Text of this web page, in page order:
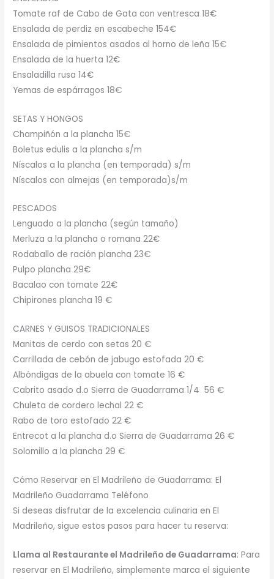
Tomate raf de Cabo de Gata con ventresca 18€
Ensalada de perdiz en escabeche 154€
Ensalada de pimientos asados al horno de leña 15€
Ensalada de la huerta 12€
Ensaladilla rusa 14€
Yemas de espárragos 18€
SETAS Y HONGOS
Champiñón a la plancha 15€
Boletus edulis a la plancha s/m
Níscalos a la plancha (en temporada) s/m
Níscalos con almejas (en temporada)s/m
PESCADOS
Lenguado a la plancha (según tamaño)
Merluza a la plancha o romana 22€
Rodaballo de ración plancha 23€
Pulpo plancha 29€
Bacalao con tomate 22€
Chipirones plancha 19 €
CARNES Y GUISOS TRADICIONALES
Manitas de cerdo con setas 20 €
Carrillada de cebón de jabugo estofada 20 €
Albóndigas de la abuela con tomate 16 €
Cabrito asado d.o Sierra de Guadarrama 1/4 56 €
Chuleta de cordero lechal 22 €
Rabo de toro estofado 22 €
Entrecot a la plancha d.o Sierra de Guadarrama 26 €
Solomillo a la plancha 29 €
Cómo Reservar en El Madrileño de Guadarrama: El
Madrileño Guadarrama Teléfono
Si deseas disfrutar de la excelencia culinaria en El
Madrileño, sigue estos pasos para hacer tu reserva:
Llama al Restaurante el Madrileño de Guadarrama: Para
reservar en El Madrileño, simplemente marca el siguiente